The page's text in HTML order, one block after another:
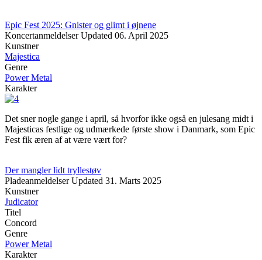
Epic Fest 2025: Gnister og glimt i øjnene
Koncertanmeldelser Updated 06. April 2025
Kunstner
Majestica
Genre
Power Metal
Karakter
Det sner nogle gange i april, så hvorfor ikke også en julesang midt i
Majesticas festlige og udmærkede første show i Danmark, som Epic
Fest fik æren af at være vært for?
Der mangler lidt tryllestøv
Pladeanmeldelser Updated 31. Marts 2025
Kunstner
Judicator
Titel
Concord
Genre
Power Metal
Karakter